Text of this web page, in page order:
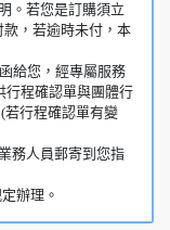
。若您是訂購須立
，若逾時未付，本
給您，經專屬服務
行程確認單與團體行
若行程確認單有變
務人員郵寄到您指
辦理。